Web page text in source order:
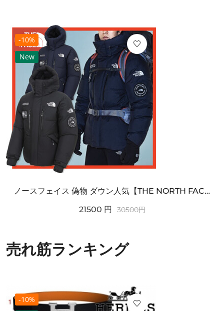
-10%
New
ノースフェイス 偽物 ダウン人気【THE NORTH FACE】M'S 7 SUMMIT HIM...
21500 円 30500円
売れ筋ランキング
-10%